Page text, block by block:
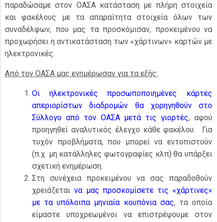
παραδώσαμε στον ΟΑΣΑ κατάσταση με πλήρη στοιχεία
και φακέλους με τα απαραίτητα στοιχεία όλων των
συναδέλφων, που μας τα προσκόμισαν, προκειμένου να
προχωρήσει η αντικατάσταση των «χάρτινων» καρτών με
ηλεκτρονικές.
Από τον ΟΑΣΑ μας ενημέρωσαν για τα εξής:
Οι ηλεκτρονικές προσωποποιημένες κάρτες
απεριορίστων διαδρομών θα χορηγηθούν στο
Σύλλογο από τον ΟΑΣΑ μετά τις γιορτές, αφού
προηγηθεί αναλυτικός έλεγχο κάθε φακέλου. Για
τυχόν προβλήματα, που μπορεί να εντοπιστούν
(π.χ. μη κατάλληλες φωτογραφίες κλπ) θα υπάρξει
σχετική ενημέρωση.
Στη συνέχεια προκειμένου να σας παραδοθούν
χρειάζεται να μας προσκομίσετε τις «χάρτινες»
με τα υπόλοιπα μηνιαία κουπόνια σας, τα οποία
είμαστε υποχρεωμένοι να επιστρέψουμε στον